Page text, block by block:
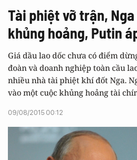
Tài phiệt vỡ trận,
khủng hoảng, Putin
Giá dầu lao dốc chưa có điểm
đoàn và doanh nghiệp toàn cầu
nhiều nhà tài phiệt khí đốt Nga.
vào một cuộc khủng hoảng tài
09/08/2015 00:12